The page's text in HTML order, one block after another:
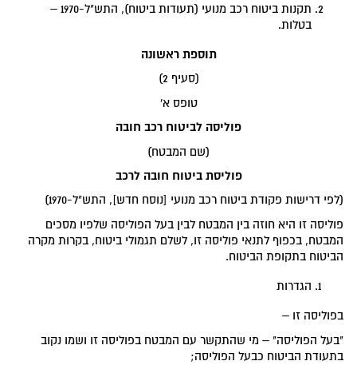
תקנות ביטוח רכב מנועי (תעודות ביטוח), התש"ל-1970 –
בטלות.
תוספת ראשונה
(סעיף 2)
טופס א'
פוליסה לביטוח רכב חובה
(שם המבטח)
פוליסת ביטוח חובה לרכב
(לפי דרישות פקודת ביטוח רכב מנועי [נוסח חדש], התש"ל-1970)
פוליסה זו היא חוזה בין המבטח לבין בעל הפוליסה שלפיו מסכים
המבטח, בכפוף לתנאי פוליסה זו, לשלם תגמולי ביטוח, בקרות מקרה
הביטוח בתקופת הביטוח.
הגדרות
בפוליסה זו –
"בעל הפוליסה" – מי שהתקשר עם המבטח בפוליסה זו ושמו נקוב
בתעודת הביטוח כבעל הפוליסה;